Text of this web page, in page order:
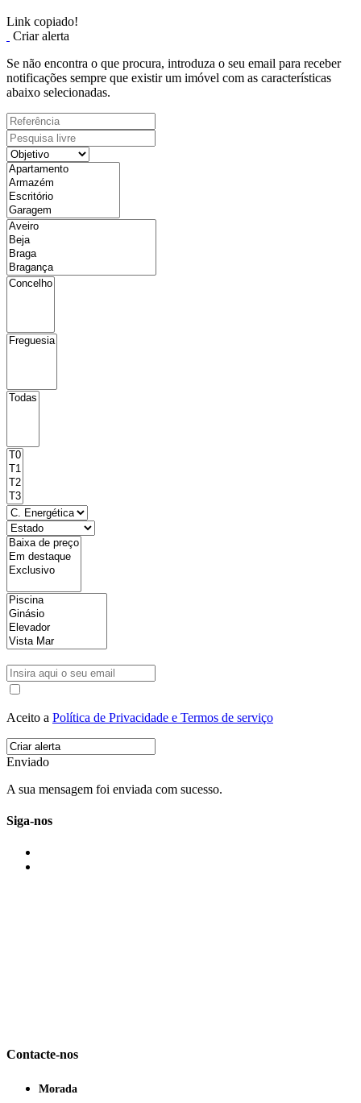
Link copiado!
Criar alerta
Se não encontra o que procura, introduza o seu email para receber
notificações sempre que existir um imóvel com as características
abaixo selecionadas.
Aceito a Política de Privacidade e Termos de serviço
Enviado
A sua mensagem foi enviada com sucesso.
Siga-nos
Contacte-nos
Morada